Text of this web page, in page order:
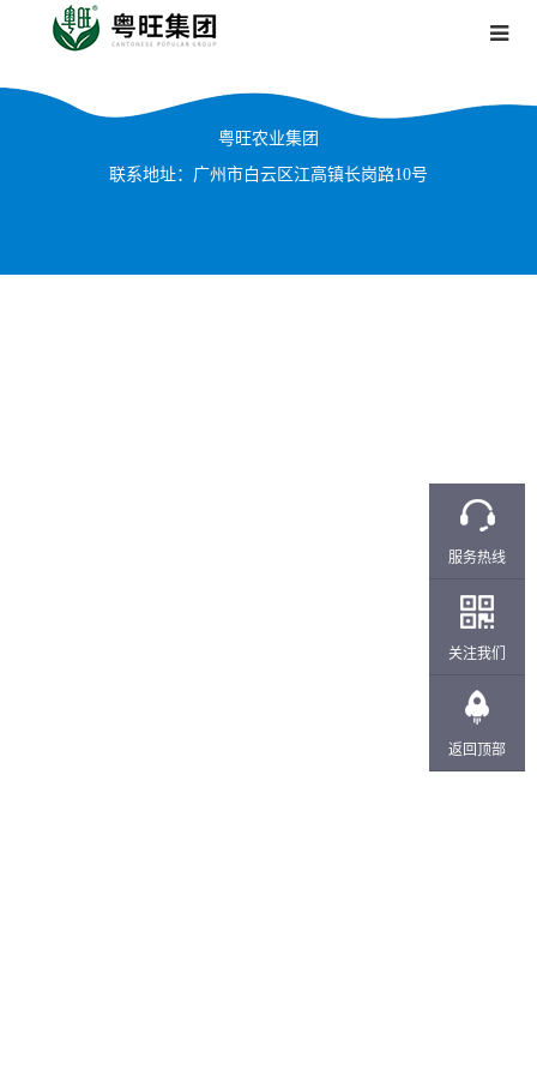
粤旺农业集团
联系地址：广州市白云区江高镇长岗路10号
服务热线
关注我们
返回顶部